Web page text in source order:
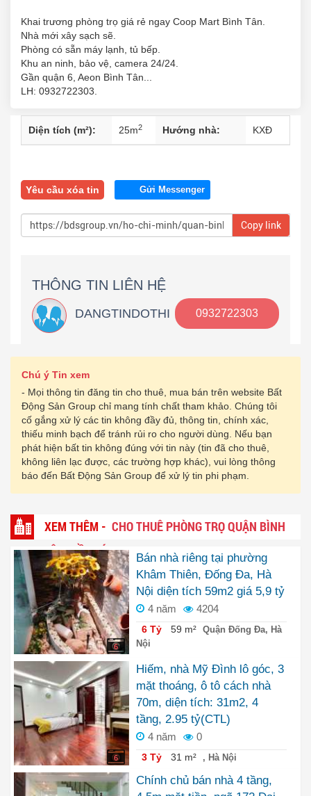
Khai trương phòng trọ giá rẻ ngay Coop Mart Bình Tân.
Nhà mới xây sạch sẽ.
Phòng có sẵn máy lạnh, tủ bếp.
Khu an ninh, bảo vệ, camera 24/24.
Gần quận 6, Aeon Bình Tân...
LH: 0932722303.
Diện tích (m²): 25m2 Hướng nhà: KXĐ
Yêu cầu xóa tin Gửi Messenger
Copy link
THÔNG TIN LIÊN HỆ
DANGTINDOTHI 0932722303
Chú ý Tin xem
- Mọi thông tin đăng tin cho thuê, mua bán trên website Bất
Động Sản Group chỉ mang tính chất tham khảo. Chúng tôi
cố gắng xử lý các tin không đầy đủ, thông tin, chính xác,
thiếu minh bạch để tránh rủi ro cho người dùng. Nếu bạn
phát hiện bất tin không đúng với tin này (tin đã cho thuê,
không liên lạc được, các trường hợp khác), vui lòng thông
báo đến Bất Động Sản Group để xử lý tin phi phạm.
XEM THÊM - CHO THUÊ PHÒNG TRỌ QUẬN BÌNH
TÂN, HỒ CHÍ MINH
6
Bán nhà riêng tại phường
Khâm Thiên, Đống Đa, Hà
Nội diện tích 59m2 giá 5,9 tỷ
4 năm 4204
6 Tỷ 59 m²
Quận Đống Đa, Hà
Nội
6
Hiếm, nhà Mỹ Đình lô góc, 3
mặt thoáng, ô tô cách nhà
70m, diện tích: 31m2, 4
tầng, 2.95 tỷ(CTL)
4 năm 0
3 Tỷ 31 m² , Hà Nội
Chính chủ bán nhà 4 tầng,